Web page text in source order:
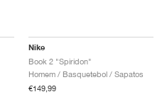
Nike
Book 2 "Spiridon"
Homem / Basquetebol / Sapatos
€149,99